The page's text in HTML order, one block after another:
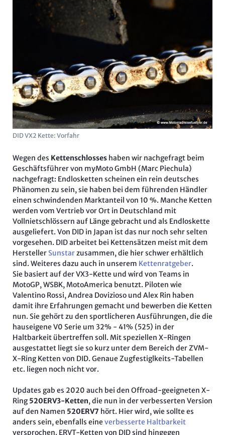
DID VX2 Kette: Vorfahr
Wegen des Kettenschlosseshaben wir nachgefragt beim
Geschäftsführer von myMoto GmbH (Marc Piechula)
nachgefragt: Endlosketten scheinen ein rein deutsches
Phänomen zu sein, sie haben bei dem führenden Händler
einen schwindenden Marktanteil von 10 %. Manche Ketten
werden vom Vertrieb vor Ort in Deutschland mit
Vollnietschlössern auf Länge gebracht und als Endloskette
ausgeliefert. Von DID in Japan ist das nur noch sehr selten
vorgesehen. DID arbeitet bei Kettensätzen meist mit dem
Hersteller Sunstarzusammen, die hier schwer erhältlich
sind. Weiteres dazu auch in unserem Kettenratgeber.
Sie basiert auf der VX3-Kette und wird von Teams in
MotoGP, WSBK, MotoAmerica benutzt. Piloten wie
Valentino Rossi, Andrea Dovizioso und Alex Rin haben
damit ihre Erfahrungen gemacht und bewerben die Ketten
nun. Sie gehört zu den sportlicheren Ausführungen, die die
hauseigene V0 Serie um 32% - 41% (525) in der
Haltbarkeit übertreffen soll. Mit speziellen X-Ringen
ausgestattet liegt sie so kurz unter dem Bereich der ZVM-
X-Ring Ketten von DID. Genaue Zugfestiglkeits-Tabellen
etc. liegen noch nicht vor.
Updates gab es 2020 auch bei den Offroad-geeigneten X-
Ring520ERV3-Ketten, die nun in der verbesserten Version
auf den Namen 520ERV7 hört. Hier wird, wie sollte es
anders sein, ebenfalls eineverbesserte Haltbarkeit
versprochen. ERVT-Ketten von DID sind hingegen